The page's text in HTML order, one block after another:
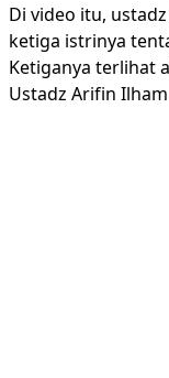
Di video itu,
ketiga istrinya
Ketiganya terlihat
Ustadz Arifin